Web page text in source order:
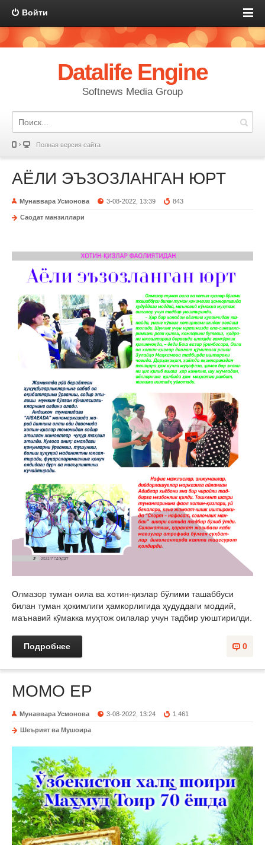
Войти
Datalife Engine
Softnews Media Group
Полная версия сайта
АЁЛИ ЭЪЗОЗЛАНГАН ЮРТ
Мунаввара Усмонова 3-08-2022, 13:39 843
Саодат манзиллари
Олмазор туман оила ва хотин-қизлар бўлими ташаббуси
билан туман ҳокимлиги ҳамкорлигида ҳудуддаги моддий,
маънавий кўмакка муҳтож оилалар учун тадбир уюштирилди.
0
Подробнее
МОМО ЕР
Мунаввара Усмонова 3-08-2022, 13:24 1 461
Шеърият ва Мушоира